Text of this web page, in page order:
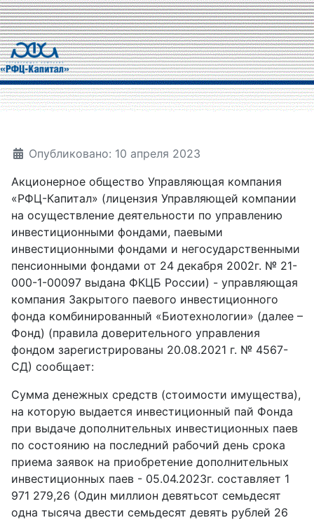
Опубликовано: 10 апреля 2023
Акционерное общество Управляющая компания
«РФЦ-Капитал» (лицензия Управляющей компании
на осуществление деятельности по управлению
инвестиционными фондами, паевыми
инвестиционными фондами и негосударственными
пенсионными фондами от 24 декабря 2002г. № 21-
000-1-00097 выдана ФКЦБ России) - управляющая
компания Закрытого паевого инвестиционного
фонда комбинированный «Биотехнологии» (далее –
Фонд) (правила доверительного управления
фондом зарегистрированы 20.08.2021 г. № 4567-
СД) сообщает:
Сумма денежных средств (стоимости имущества),
на которую выдается инвестиционный пай Фонда
при выдаче дополнительных инвестиционных паев
по состоянию на последний рабочий день срока
приема заявок на приобретение дополнительных
инвестиционных паев - 05.04.2023г. составляет 1
971 279,26 (Один миллион девятьсот семьдесят
одна тысяча двести семьдесят девять рублей 26